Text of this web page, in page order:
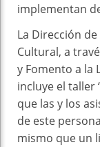
implementan
La Dirección
Cultural, a
y Fomento a la
incluye el taller
que las y los
de este
mismo que un